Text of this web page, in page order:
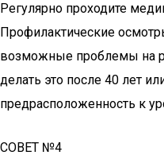
Регулярно проходите
Профилактические
возможные проблемы на
делать это после 40 лет
предрасположенность к
СОВЕТ №4